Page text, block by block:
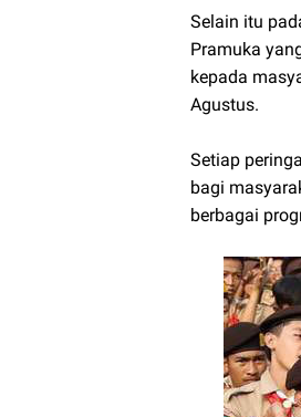
Selain itu
Pramuka
kepada
Agustus.
Setiap
bagi
berbagai